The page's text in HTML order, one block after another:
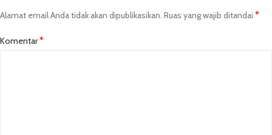
Alamat email Anda tidak akan dipublikasikan. Ruas yang wajib ditandai *
Komentar*